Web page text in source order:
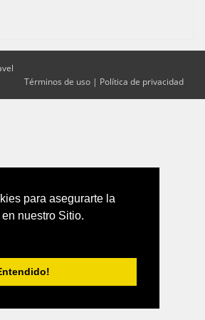
para asegurarte la
nuestro Sitio.
Términos de uso | Política de privacidad